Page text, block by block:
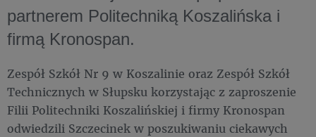
partnerem Politechniką Koszalińska i
firmą Kronospan.
Zespół Szkół Nr 9 w Koszalinie oraz Zespół Szkół
Technicznych w Słupsku korzystając z zaproszenie
Filii Politechniki Koszalińskiej i firmy Kronospan
odwiedzili Szczecinek w poszukiwaniu ciekawych